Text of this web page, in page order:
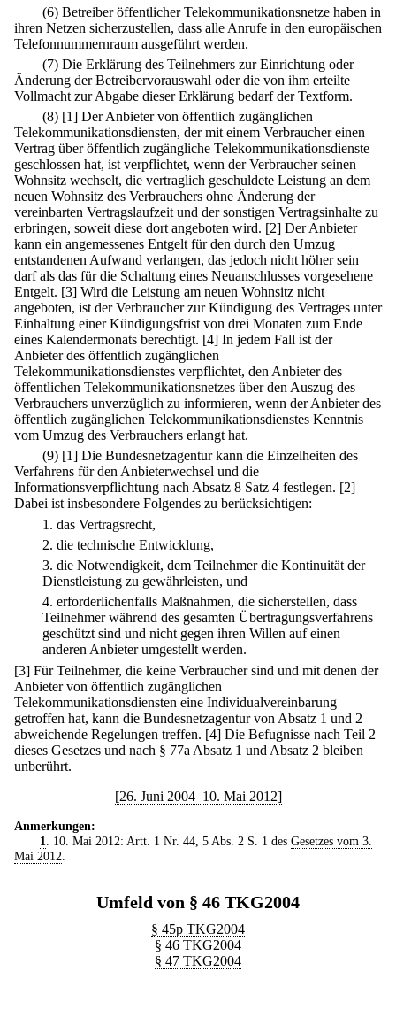
(6) Betreiber öffentlicher Telekommunikationsnetze haben in
ihren Netzen sicherzustellen, dass alle Anrufe in den europäischen
Telefonnummernraum ausgeführt werden.
(7) Die Erklärung des Teilnehmers zur Einrichtung oder
Änderung der Betreibervorauswahl oder die von ihm erteilte
Vollmacht zur Abgabe dieser Erklärung bedarf der Textform.
(8) [1] Der Anbieter von öffentlich zugänglichen
Telekommunikationsdiensten, der mit einem Verbraucher einen
Vertrag über öffentlich zugängliche Telekommunikationsdienste
geschlossen hat, ist verpflichtet, wenn der Verbraucher seinen
Wohnsitz wechselt, die vertraglich geschuldete Leistung an dem
neuen Wohnsitz des Verbrauchers ohne Änderung der
vereinbarten Vertragslaufzeit und der sonstigen Vertragsinhalte zu
erbringen, soweit diese dort angeboten wird. [2] Der Anbieter
kann ein angemessenes Entgelt für den durch den Umzug
entstandenen Aufwand verlangen, das jedoch nicht höher sein
darf als das für die Schaltung eines Neuanschlusses vorgesehene
Entgelt. [3] Wird die Leistung am neuen Wohnsitz nicht
angeboten, ist der Verbraucher zur Kündigung des Vertrages unter
Einhaltung einer Kündigungsfrist von drei Monaten zum Ende
eines Kalendermonats berechtigt. [4] In jedem Fall ist der
Anbieter des öffentlich zugänglichen
Telekommunikationsdienstes verpflichtet, den Anbieter des
öffentlichen Telekommunikationsnetzes über den Auszug des
Verbrauchers unverzüglich zu informieren, wenn der Anbieter des
öffentlich zugänglichen Telekommunikationsdienstes Kenntnis
vom Umzug des Verbrauchers erlangt hat.
(9) [1] Die Bundesnetzagentur kann die Einzelheiten des
Verfahrens für den Anbieterwechsel und die
Informationsverpflichtung nach Absatz 8 Satz 4 festlegen. [2]
Dabei ist insbesondere Folgendes zu berücksichtigen:
1. das Vertragsrecht,
2. die technische Entwicklung,
3. die Notwendigkeit, dem Teilnehmer die Kontinuität der
Dienstleistung zu gewährleisten, und
4. erforderlichenfalls Maßnahmen, die sicherstellen, dass
Teilnehmer während des gesamten Übertragungsverfahrens
geschützt sind und nicht gegen ihren Willen auf einen
anderen Anbieter umgestellt werden.
[3] Für Teilnehmer, die keine Verbraucher sind und mit denen der
Anbieter von öffentlich zugänglichen
Telekommunikationsdiensten eine Individualvereinbarung
getroffen hat, kann die Bundesnetzagentur von Absatz 1 und 2
abweichende Regelungen treffen. [4] Die Befugnisse nach Teil 2
dieses Gesetzes und nach § 77a Absatz 1 und Absatz 2 bleiben
unberührt.
[26. Juni 2004–10. Mai 2012]
Anmerkungen:
1
. 10. Mai 2012: Artt. 1 Nr. 44, 5 Abs. 2 S. 1 des Gesetzes vom 3.
Mai 2012
Umfeld von § 46 TKG2004
§ 45p TKG2004
§ 46 TKG2004
§ 47 TKG2004